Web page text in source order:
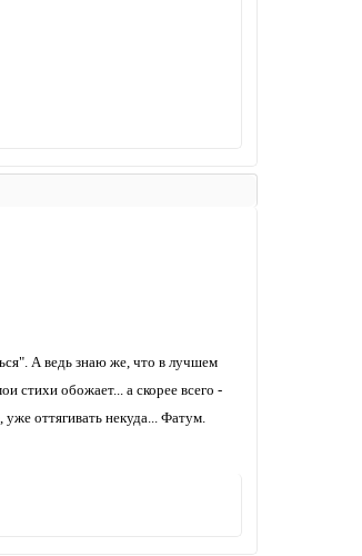
А ведь знаю же, что в лучшем
стихи обожает... а скорее всего -
оттягивать некуда... Фатум.